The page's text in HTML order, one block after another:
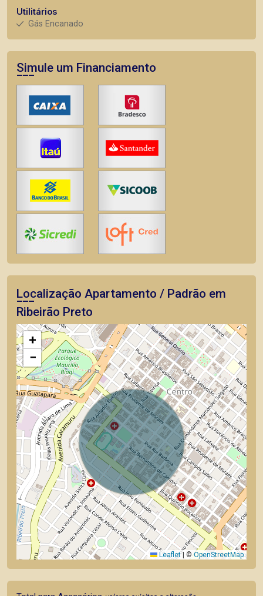
Utilitários
Gás Encanado
Simule um Financiamento
Localização Apartamento / Padrão em
Ribeirão Preto
+
−
Leaflet ©OpenStreetMap